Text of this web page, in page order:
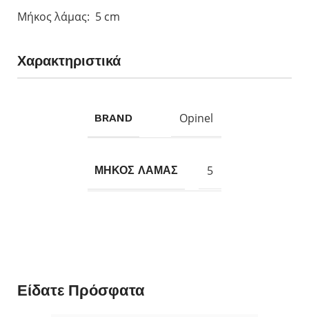
Μήκος λάμας: 5 cm
Χαρακτηριστικά
BRAND Opinel
ΜΗΚΟΣ ΛΑΜΑΣ 5
Είδατε Πρόσφατα